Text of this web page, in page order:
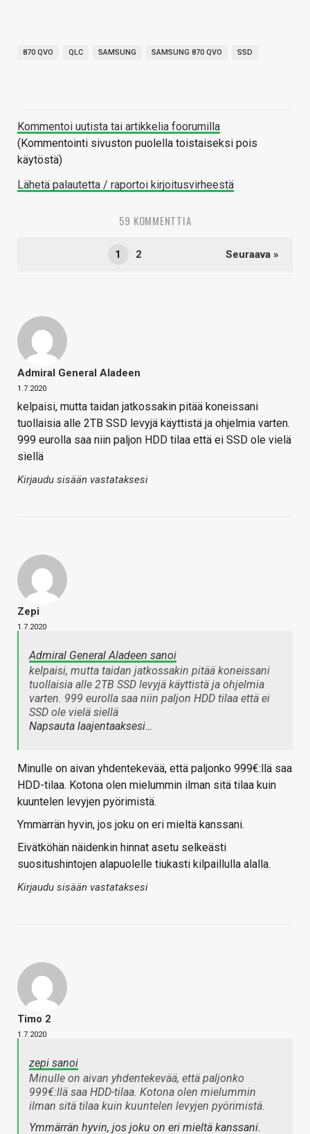
870 QVO QLC SAMSUNG SAMSUNG 870 QVO SSD
Kommentoi uutista tai artikkelia foorumilla
(Kommentointi sivuston puolella toistaiseksi pois
käytöstä)
Lähetä palautetta / raportoi kirjoitusvirheestä
59 KOMMENTTIA
1 2 Seuraava »
Admiral General Aladeen
1.7.2020
kelpaisi, mutta taidan jatkossakin pitää koneissani
tuollaisia alle 2TB SSD levyjä käyttistä ja ohjelmia varten.
999 eurolla saa niin paljon HDD tilaa että ei SSD ole vielä
siellä
Kirjaudu sisään vastataksesi
Zepi
1.7.2020
Admiral General Aladeen sanoi
kelpaisi, mutta taidan jatkossakin pitää koneissani
tuollaisia alle 2TB SSD levyjä käyttistä ja ohjelmia
varten. 999 eurolla saa niin paljon HDD tilaa että ei
SSD ole vielä siellä
Napsauta laajentaaksesi…
Minulle on aivan yhdentekevää, että paljonko 999€:llä saa
HDD-tilaa. Kotona olen mielummin ilman sitä tilaa kuin
kuuntelen levyjen pyörimistä.
Ymmärrän hyvin, jos joku on eri mieltä kanssani.
Eivätköhän näidenkin hinnat asetu selkeästi
suositushintojen alapuolelle tiukasti kilpaillulla alalla.
Kirjaudu sisään vastataksesi
Timo 2
1.7.2020
zepi sanoi
Minulle on aivan yhdentekevää, että paljonko
999€:llä saa HDD-tilaa. Kotona olen mielummin
ilman sitä tilaa kuin kuuntelen levyjen pyörimistä.
Ymmärrän hyvin, jos joku on eri mieltä kanssani.